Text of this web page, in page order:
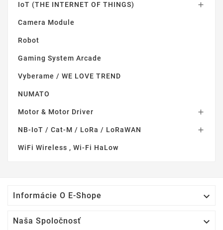
IoT (THE INTERNET OF THINGS) 
Camera Module
Robot
Gaming System Arcade
Vyberame / WE LOVE TREND
NUMATO
Motor & Motor Driver 
NB-IoT / Cat-M / LoRa / LoRaWAN 
WiFi Wireless , Wi-Fi HaLow
Informácie O E-Shope 
Naša Spoločnosť 